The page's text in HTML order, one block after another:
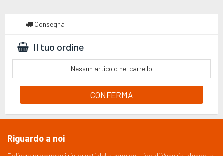
Consegna
Il tuo ordine
Nessun articolo nel carrello
CONFERMA
Riguardo a noi